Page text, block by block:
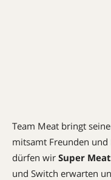
Team Meat bringt
mitsamt Freunden
dürfen wir Super
und Switch erwarten